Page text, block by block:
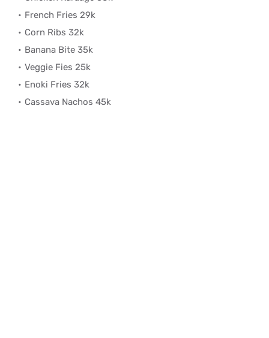
French Fries 29k
Corn Ribs 32k
Banana Bite 35k
Veggie Fies 25k
Enoki Fries 32k
Cassava Nachos 45k